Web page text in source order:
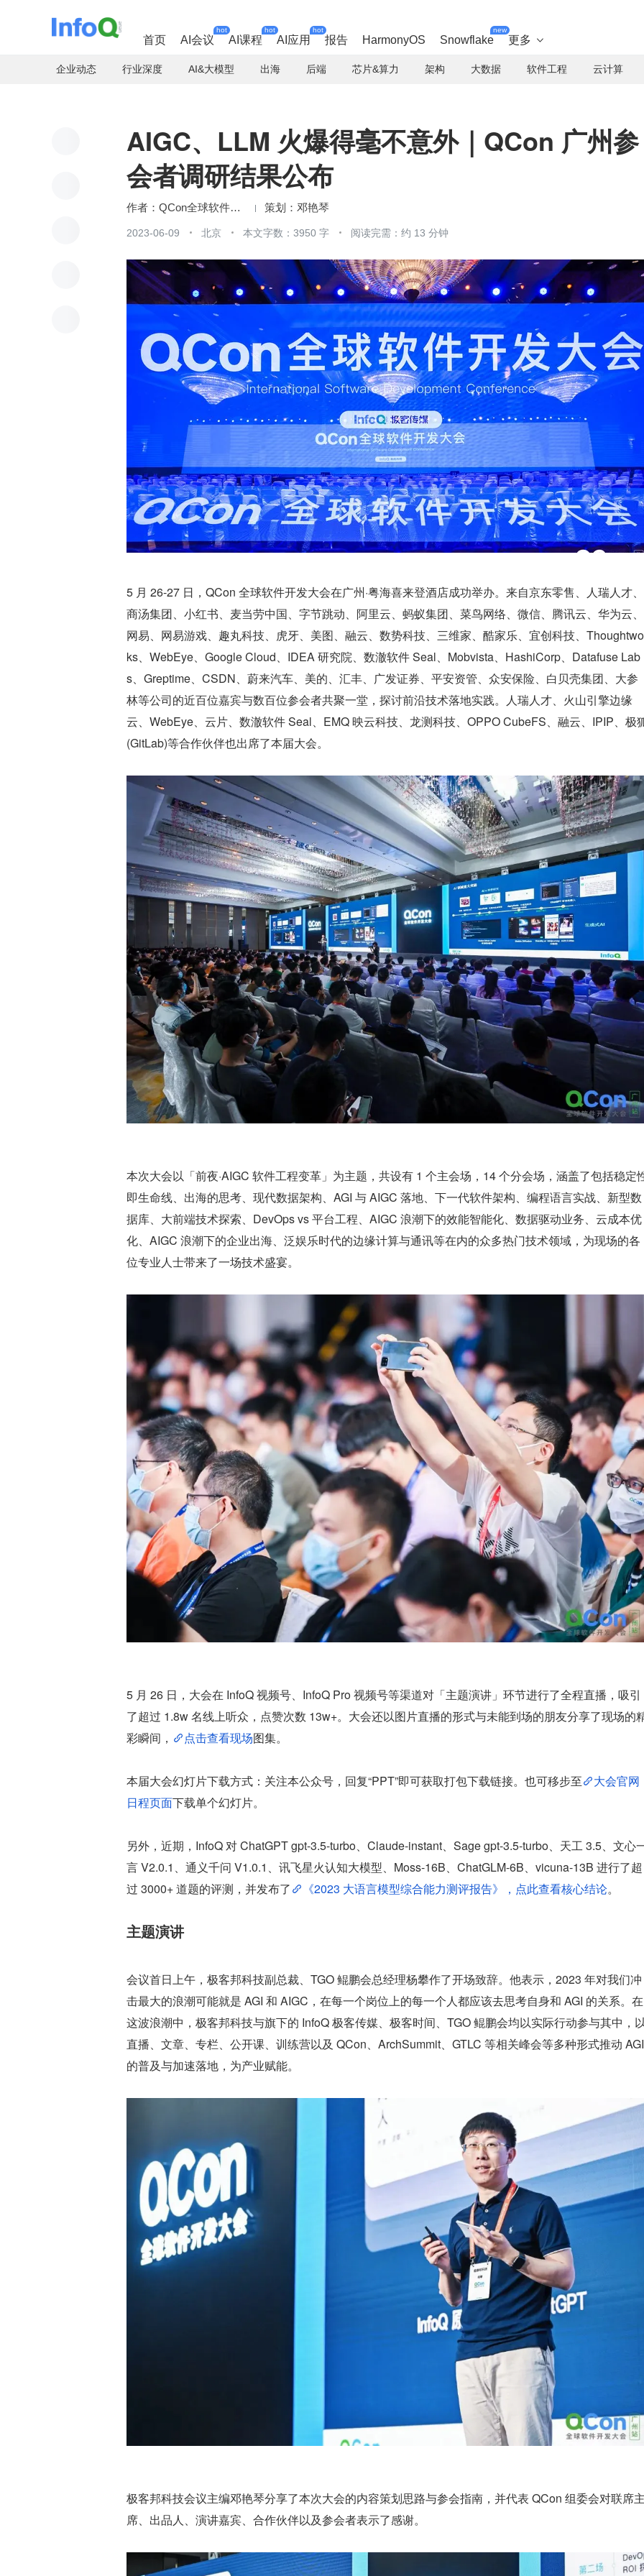
首页 AI会议
hot
AI课程
hot
AI应用
hot
报告 HarmonyOS Snowflake
new
更多 
企业动态 行业深度 AI&大模型 出海 后端 芯片&算力 架构 大数据 软件工程 云计算
AIGC、LLM 火爆得毫不意外｜QCon 广州参
会者调研结果公布
QCon全球软件开发大会 邓艳琴
2023-06-09 北京 本文字数：3950 字 阅读完需：约 13 分钟
5 月 26-27 日，QCon 全球软件开发大会在广州·粤海喜来登酒店成功举办。来自京东零售、人瑞人才、
商汤集团、小红书、麦当劳中国、字节跳动、阿里云、蚂蚁集团、菜鸟网络、微信、腾讯云、华为云、
网易、网易游戏、趣丸科技、虎牙、美图、融云、数势科技、三维家、酷家乐、宜创科技、
ks、WebEye、Google Cloud、IDEA 研究院、数澈软件 Seal、Mobvista、HashiCorp、Datafuse Lab
s、Greptime、CSDN、蔚来汽车、美的、汇丰、广发证券、平安资管、众安保险、白贝壳集团、大参
林等公司的近百位嘉宾与数百位参会者共聚一堂，探讨前沿技术落地实践。人瑞人才、火山引擎边缘
云、WebEye、云片、数澈软件 Seal、EMQ 映云科技、龙测科技、OPPO CubeFS、融云、IPIP、极
(GitLab)等合作伙伴也出席了本届大会。
本次大会以「前夜·AIGC 软件工程变革」为主题，共设有 1 个主会场，14 个分会场，涵盖了包括稳定
即生命线、出海的思考、现代数据架构、AGI 与 AIGC 落地、下一代软件架构、编程语言实战、新型数
据库、大前端技术探索、DevOps vs 平台工程、AIGC 浪潮下的效能智能化、数据驱动业务、云成本优
化、AIGC 浪潮下的企业出海、泛娱乐时代的边缘计算与通讯等在内的众多热门技术领域，为现场的各
位专业人士带来了一场技术盛宴。
5 月 26 日，大会在 InfoQ 视频号、InfoQ Pro 视频号等渠道对「主题演讲」环节进行了全程直播，吸引
了超过 1.8w 名线上听众，点赞次数 13w+。大会还以图片直播的形式与未能到场的朋友分享了现场的
彩瞬间，
点击查看现场图集。
本届大会幻灯片下载方式：关注本公众号，回复“PPT”即可获取打包下载链接。也可移步至
大会官网
日程页面下载单个幻灯片。
另外，近期，InfoQ 对 ChatGPT gpt-3.5-turbo、Claude-instant、Sage gpt-3.5-turbo、天工 3.5、文心
言 V2.0.1、通义千问 V1.0.1、讯飞星火认知大模型、Moss-16B、ChatGLM-6B、vicuna-13B 进行了超
过 3000+ 道题的评测，并发布了
《2023 大语言模型综合能力测评报告》，点此查看核心结论。
主题演讲
会议首日上午，极客邦科技副总裁、TGO 鲲鹏会总经理杨攀作了开场致辞。他表示，2023 年对我们冲
击最大的浪潮可能就是 AGI 和 AIGC，在每一个岗位上的每一个人都应该去思考自身和 AGI 的关系。在
这波浪潮中，极客邦科技与旗下的 InfoQ 极客传媒、极客时间、TGO 鲲鹏会均以实际行动参与其中，
直播、文章、专栏、公开课、训练营以及 QCon、ArchSummit、GTLC 等相关峰会等多种形式推动 AGI
的普及与加速落地，为产业赋能。
极客邦科技会议主编邓艳琴分享了本次大会的内容策划思路与参会指南，并代表 QCon 组委会对联席
席、出品人、演讲嘉宾、合作伙伴以及参会者表示了感谢。